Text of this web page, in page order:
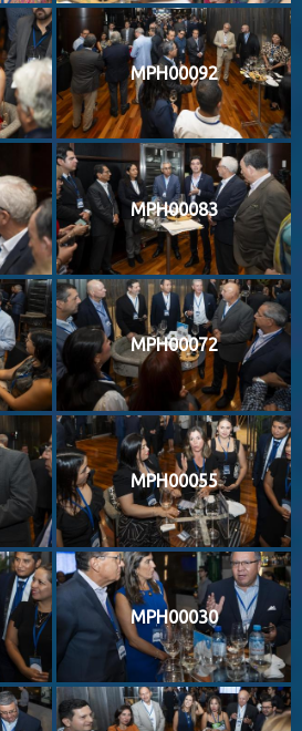
MPH00092
MPH00083
MPH00072
MPH00055
MPH00030